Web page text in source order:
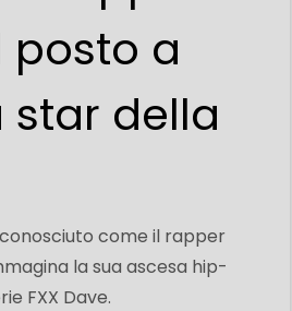
posto a
star della
come il rapper
la sua ascesa hip-
FXX Dave.